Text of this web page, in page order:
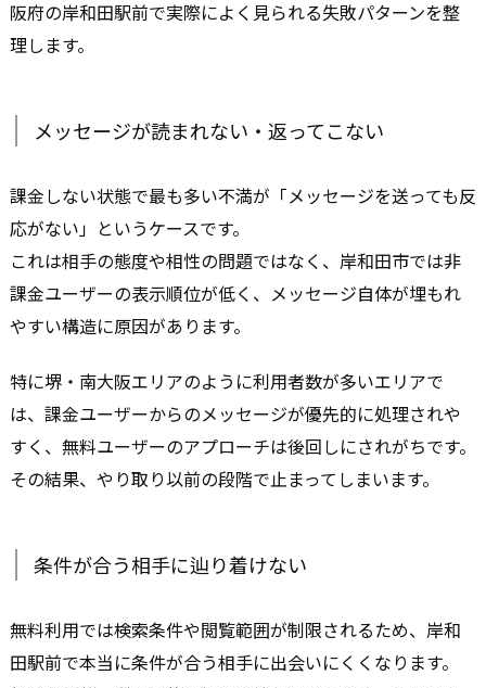
阪府の岸和田駅前で実際によく見られる失敗パターンを整
理します。
メッセージが読まれない・返ってこない
課金しない状態で最も多い不満が「メッセージを送っても反
応がない」というケースです。
これは相手の態度や相性の問題ではなく、岸和田市では非
課金ユーザーの表示順位が低く、メッセージ自体が埋もれ
やすい構造に原因があります。
特に堺・南大阪エリアのように利用者数が多いエリアで
は、課金ユーザーからのメッセージが優先的に処理されや
すく、無料ユーザーのアプローチは後回しにされがちです。
その結果、やり取り以前の段階で止まってしまいます。
条件が合う相手に辿り着けない
無料利用では検索条件や閲覧範囲が制限されるため、岸和
田駅前で本当に条件が合う相手に出会いにくくなります。